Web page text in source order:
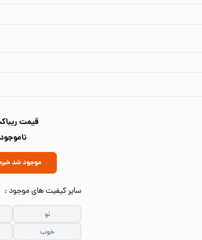
قیمت
ناموجود
موجود شد
سایر کیفیت های موجود :
نو
خوب